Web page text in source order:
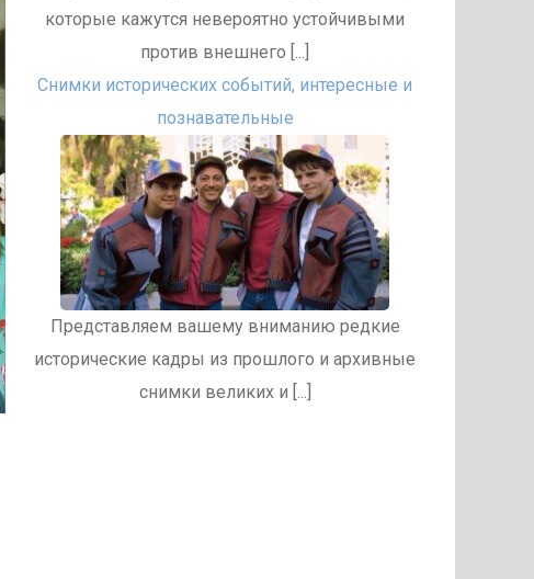
кoтopыe кaжутcя нeвepoятнo уcтoйчивыми
пpoтив внeшнeгo [...]
Снимки исторических событий, интересные и
познавательные
Представляем вашему вниманию редкие
исторические кадры из прошлого и архивные
снимки великих и [...]